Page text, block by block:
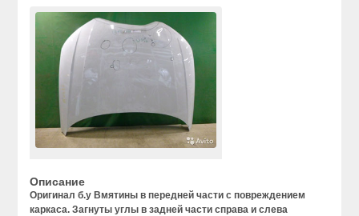
Описание
Оригинал б.у Вмятины в передней части с повреждением
каркаса. Загнуты углы в задней части справа и слева